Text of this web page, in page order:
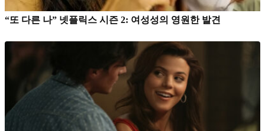
“또 다른 나” 넷플릭스 시즌 2: 여성성의 영원한 발견